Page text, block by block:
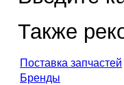
Также
Поставка запчастей
Бренды